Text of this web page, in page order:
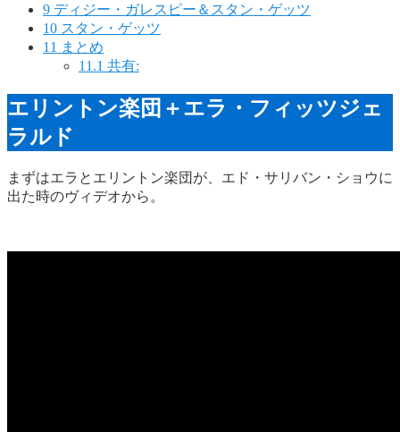
9 ディジー・ガレスピー＆スタン・ゲッツ
10 スタン・ゲッツ
11 まとめ
11.1 共有:
エリントン楽団＋エラ・フィッツジェ
ラルド
まずはエラとエリントン楽団が、エド・サリバン・ショウに
出た時のヴィデオから。